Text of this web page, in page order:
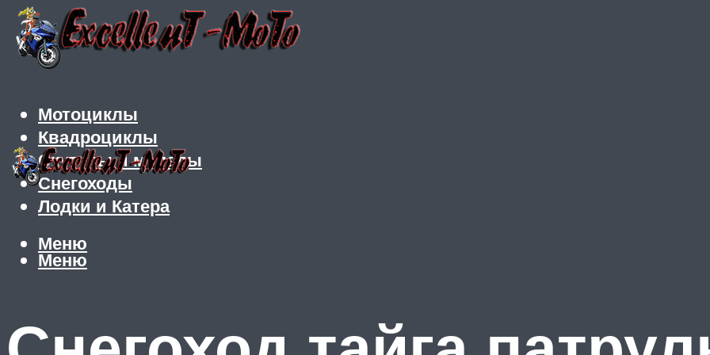
Мотоциклы
Квадроциклы
Скутеры и мопеды
Снегоходы
Лодки и Катера
Меню
Меню